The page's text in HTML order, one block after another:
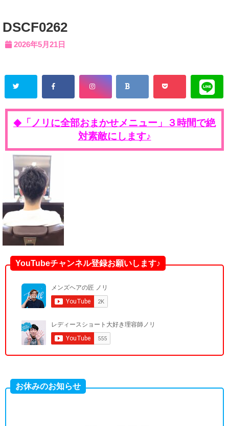
DSCF0262
2026年5月21日
◆
「ノリに全部おまかせメニュー」３時間で絶
対素敵にします♪
YouTubeチャンネル登録お願いします♪
お休みのお知らせ